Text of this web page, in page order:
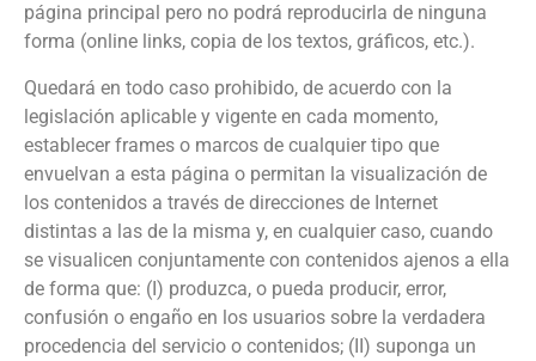
página principal pero no podrá reproducirla de ninguna
forma (online links, copia de los textos, gráficos, etc.).
Quedará en todo caso prohibido, de acuerdo con la
legislación aplicable y vigente en cada momento,
establecer frames o marcos de cualquier tipo que
envuelvan a esta página o permitan la visualización de
los contenidos a través de direcciones de Internet
distintas a las de la misma y, en cualquier caso, cuando
se visualicen conjuntamente con contenidos ajenos a ella
de forma que: (I) produzca, o pueda producir, error,
confusión o engaño en los usuarios sobre la verdadera
procedencia del servicio o contenidos; (II) suponga un